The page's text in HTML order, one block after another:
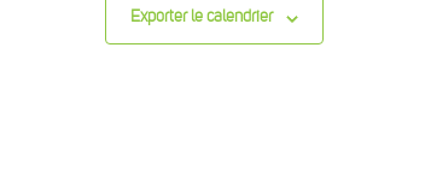
Exporter le calendrier